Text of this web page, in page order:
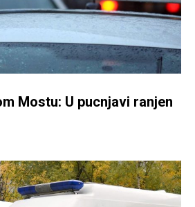
Mostu: U pucnjavi ranjen